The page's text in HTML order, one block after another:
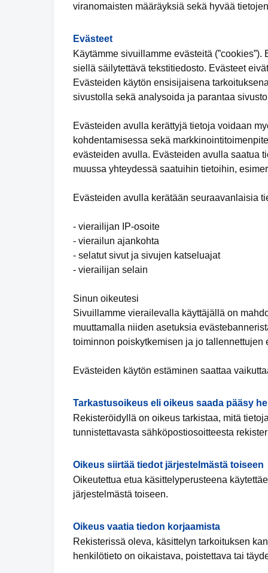
viranomaisten määräyksiä sekä hyvää
Evästeet
Käytämme sivuillamme evästeitä
siellä säilytettävä tekstitiedosto. Evästeet
Evästeiden käytön ensisijaisena
sivustolla sekä analysoida ja parantaa
Evästeiden avulla kerättyjä tietoja voidaan
kohdentamisessa sekä
evästeiden avulla. Evästeiden avulla saatua
muussa yhteydessä saatuihin tietoihin,
Evästeiden avulla kerätään seuraavanlaisia
- vierailijan IP-osoite
- vierailun ajankohta
- selatut sivut ja sivujen katseluajat
- vierailijan selain
Sinun oikeutesi
Sivuillamme vierailevalla käyttäjällä on
muuttamalla niiden asetuksia
toiminnon poiskytkemisen ja jo tallennettujen
Evästeiden käytön estäminen saattaa
Tarkastusoikeus eli oikeus saada pääsy
Rekisteröidyllä on oikeus tarkistaa, mitä
tunnistettavasta sähköpostiosoitteesta
Oikeus siirtää tiedot järjestelmästä toiseen
Oikeutettua etua käsittelyperusteena
järjestelmästä toiseen.
Oikeus vaatia tiedon korjaamista
Rekisterissä oleva, käsittelyn tarkoituksen
henkilötieto on oikaistava, poistettava tai